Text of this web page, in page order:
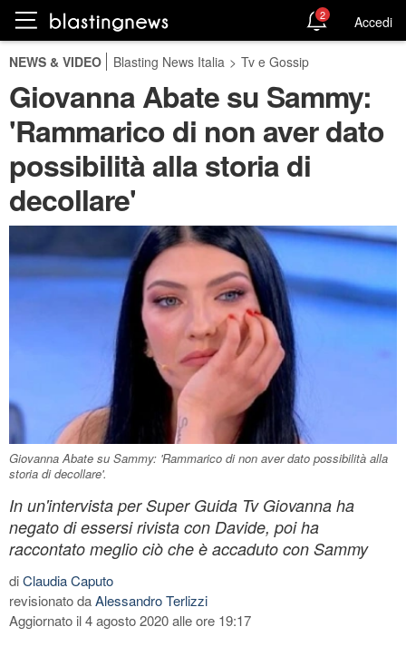
2 Accedi
NEWS & VIDEO Blasting News Italia > Tv e Gossip
Giovanna Abate su Sammy:
'Rammarico di non aver dato
possibilità alla storia di
decollare'
Giovanna Abate su Sammy: 'Rammarico di non aver dato possibilità alla
storia di decollare'.
In un'intervista per Super Guida Tv Giovanna ha
negato di essersi rivista con Davide, poi ha
raccontato meglio ciò che è accaduto con Sammy
diClaudia Caputo
revisionato daAlessandro Terlizzi
Aggiornato il 4 agosto 2020 alle ore 19:17